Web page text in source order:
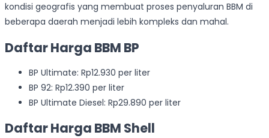
kondisi geografis yang membuat proses penyaluran BBM di
beberapa daerah menjadi lebih kompleks dan mahal.
Daftar Harga BBM BP
BP Ultimate: Rp12.930 per liter
BP 92: Rp12.390 per liter
BP Ultimate Diesel: Rp29.890 per liter
Daftar Harga BBM Shell